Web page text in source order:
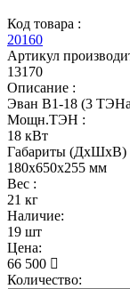
Код товара :
20160
Артикул
13170
Описание :
Эван В1-18 (3
Мощн.ТЭН :
18 кВт
Габариты (ДхШхВ)
180x650x255 мм
Вес :
21 кг
Наличие:
19 шт
Цена:
66 500
Количество: